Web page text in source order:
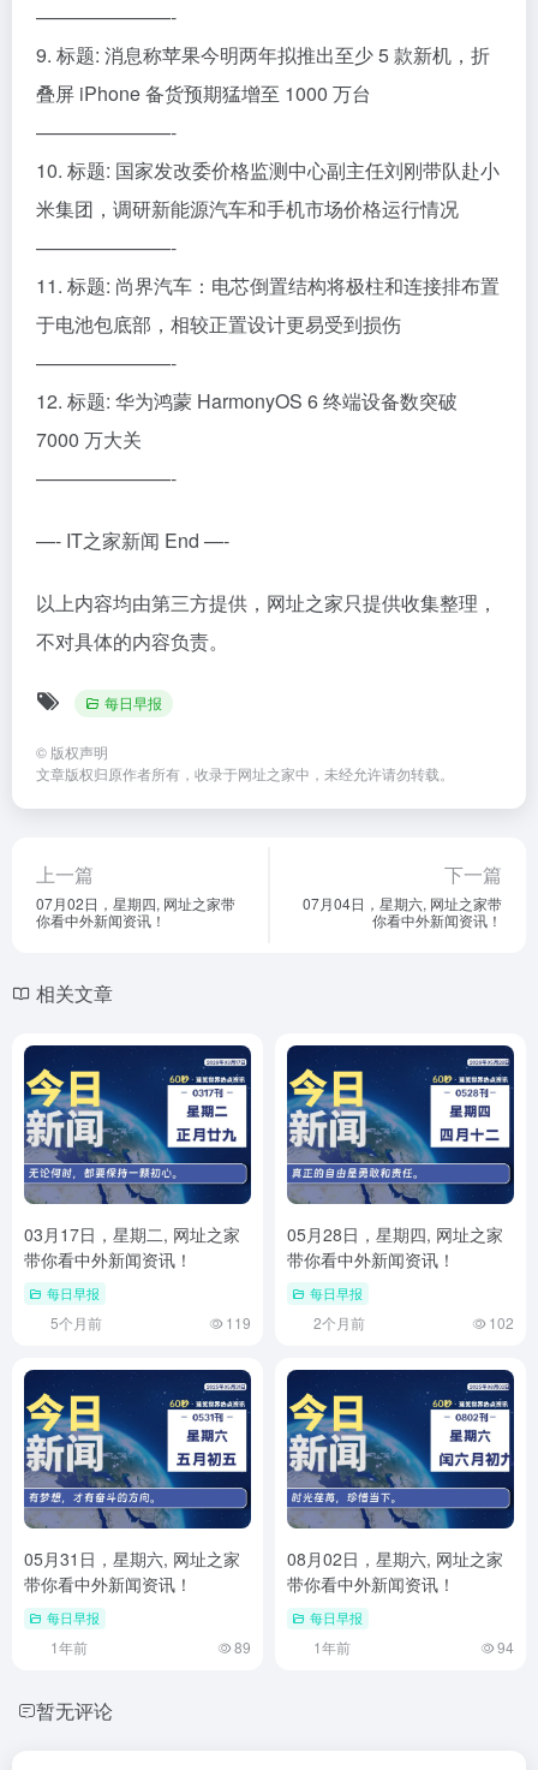
———————-
9. 标题: 消息称苹果今明两年拟推出至少 5 款新机，折
叠屏 iPhone 备货预期猛增至 1000 万台
———————-
10. 标题: 国家发改委价格监测中心副主任刘刚带队赴小
米集团，调研新能源汽车和手机市场价格运行情况
———————-
11. 标题: 尚界汽车：电芯倒置结构将极柱和连接排布置
于电池包底部，相较正置设计更易受到损伤
———————-
12. 标题: 华为鸿蒙 HarmonyOS 6 终端设备数突破
7000 万大关
———————-
—- IT之家新闻 End —-
以上内容均由第三方提供，网址之家只提供收集整理，
不对具体的内容负责。
每日早报
© 版权声明
文章版权归原作者所有，收录于网址之家中，未经允许请勿转载。
上一篇
07月02日，星期四, 网址之家带
你看中外新闻资讯！
下一篇
07月04日，星期六, 网址之家带
你看中外新闻资讯！
相关文章
03月17日，星期二, 网址之家
带你看中外新闻资讯！
每日早报
5个月前 119
05月28日，星期四, 网址之家
带你看中外新闻资讯！
每日早报
2个月前 102
05月31日，星期六, 网址之家
带你看中外新闻资讯！
每日早报
1年前 89
08月02日，星期六, 网址之家
带你看中外新闻资讯！
每日早报
1年前 94
暂无评论